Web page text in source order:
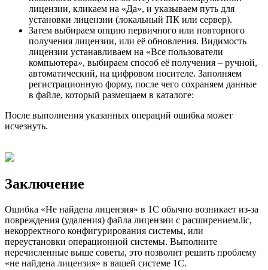
лицензии, кликаем на «Да», и указываем путь для
установки лицензии (локальный ПК или сервер).
Затем выбираем опцию первичного или повторного
получения лицензии, или её обновления. Видимость
лицензии устанавливаем на «Все пользователи
компьютера», выбираем способ её получения – ручной,
автоматический, на цифровом носителе. Заполняем
регистрационную форму, после чего сохраняем данные
в файле, который размещаем в каталоге:
После выполнения указанных операций ошибка может
исчезнуть.
Заключение
Ошибка «Не найдена лицензия» в 1С обычно возникает из-за
повреждения (удаления) файла лицензии с расширением.lic,
некорректного конфигурирования системы, или
переустановки операционной системы. Выполните
перечисленные выше советы, это позволит решить проблему
«не найдена лицензия» в вашей системе 1С.